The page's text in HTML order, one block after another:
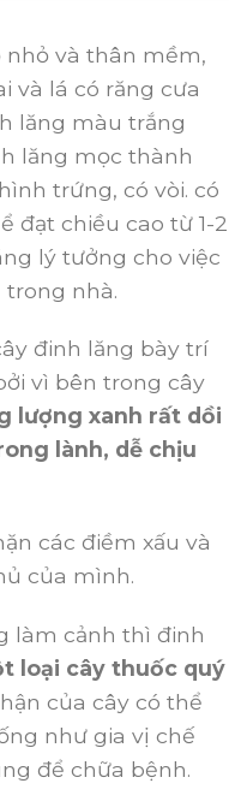
nhỏ và thân mềm,
và lá có răng cưa
lăng màu trắng
lăng mọc thành
trứng, có vòi. có
đạt chiều cao từ 1-2
lý tưởng cho việc
nhà.
đinh lăng bày trí
vì bên trong cây
lượng xanh rất dồi
lành, dễ chịu
các điềm xấu và
của mình.
làm cảnh thì đinh
loại cây thuốc quý
của cây có thể
như gia vị chế
để chữa bệnh.